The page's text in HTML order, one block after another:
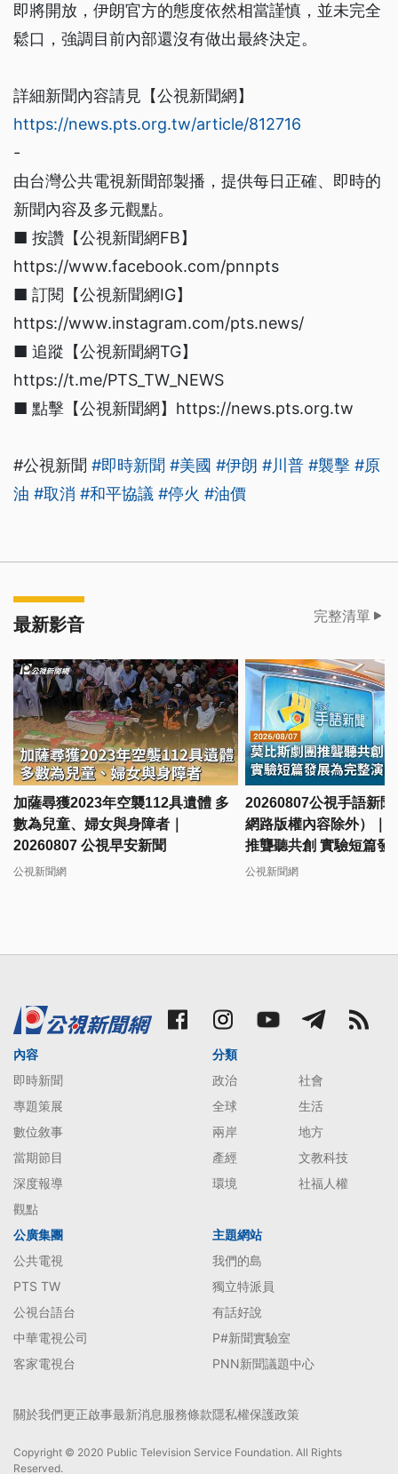
即將開放，伊朗官方的態度依然相當謹慎，並未完全
鬆口，強調目前內部還沒有做出最終決定。
詳細新聞內容請見【公視新聞網】
https://news.pts.org.tw/article/812716
-
由台灣公共電視新聞部製播，提供每日正確、即時的
新聞內容及多元觀點。
■ 按讚【公視新聞網FB】
https://www.facebook.com/pnnpts
■ 訂閱【公視新聞網IG】
https://www.instagram.com/pts.news/
■ 追蹤【公視新聞網TG】
https://t.me/PTS_TW_NEWS
■ 點擊【公視新聞網】https://news.pts.org.tw
#公視新聞 #即時新聞 #美國 #伊朗 #川普 #襲擊 #原
油 #取消 #和平協議 #停火 #油價
最新影音 完整清單
加薩尋獲2023年空襲112具遺體 多
數為兒童、婦女與身障者｜
20260807 公視早安新聞
公視新聞網
20260807公視手語新聞
網路版權內容除外）｜
推聾聽共創 實驗短篇發
出
公視新聞網
內容
即時新聞
專題策展
數位敘事
當期節目
深度報導
觀點
分類
政治
社會
全球
生活
兩岸
地方
產經
文教科技
環境
社福人權
公廣集團
公共電視
PTS TW
公視台語台
中華電視公司
客家電視台
主題網站
我們的島
獨立特派員
有話好說
P#新聞實驗室
PNN新聞議題中心
關於我們更正啟事最新消息服務條款隱私權保護政策
Copyright © 2020 Public Television Service Foundation. All Rights
Reserved.